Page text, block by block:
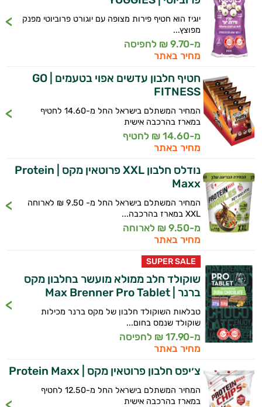
יוגיז הוא חטיף פירות מצופה עם יוגורט פרוביוטי מפנק
מפוצץ...
מ-9.70 ₪ לחפיסה
מחיר באתר
חטיף חלבון עדשים אפוי בטעמים | GO
FITNESS
המחיר המשתלם בישראל החל מ-14.60 לחטיף
במארז בהרכבה אישית
מ-14.60 ₪ לחטיף
מחיר באתר
נודלס חלבון XXL פרוטאין מקס | Protein
Maxx
המחיר המשתלם בישראל החל מ- 9.50 ₪ לארוחה
XXL במארז בהרכבה...
מ-9.50 ₪ לארוחה
מחיר באתר
SUPER SALE
שוקולד חלב ממולא מועשר בחלבון מקס
ברנר | Max Brenner Pro Tablet
טבלאות השוקולד חלבון של מקס ברנר מכילות
שוקולד שנמס בחום...
מ-17.90 ₪ לחפיסה
מחיר באתר
צ׳יפס חלבון פרוטאין מקס | Protein Maxx
המחיר המשתלם בישראל החל מ-12.50 לחטיף
במארז בהרכבה אישית